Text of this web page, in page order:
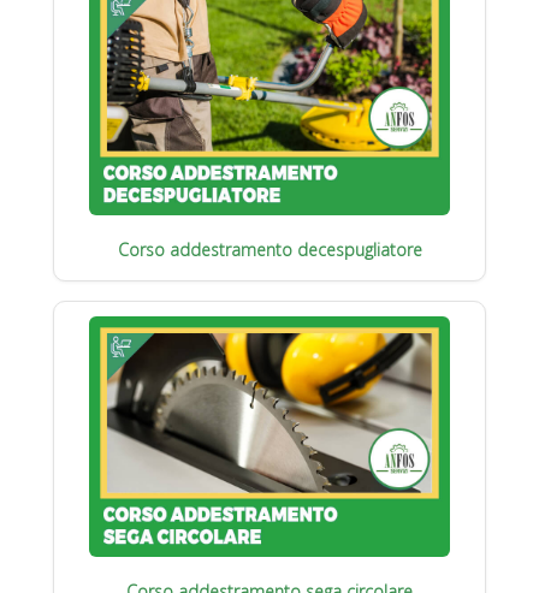
Corso addestramento decespugliatore